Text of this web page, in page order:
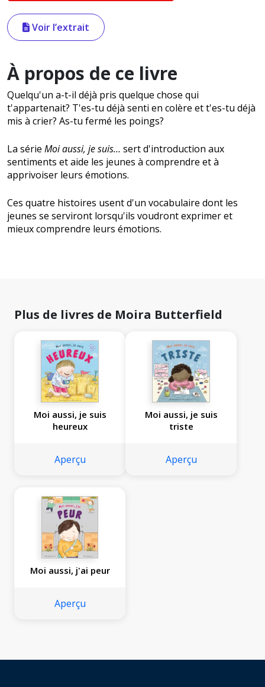
Voir l’extrait
À propos de ce livre
Quelqu'un a-t-il déjà pris quelque chose qui
t'appartenait? T'es-tu déjà senti en colère et t'es-tu déjà
mis à crier? As-tu fermé les poings?
La série Moi aussi, je suis… sert d'introduction aux
sentiments et aide les jeunes à comprendre et à
apprivoiser leurs émotions.
Ces quatre histoires usent d'un vocabulaire dont les
jeunes se serviront lorsqu'ils voudront exprimer et
mieux comprendre leurs émotions.
Plus de livres de Moira Butterfield
Moi aussi, je suis
heureux
Aperçu
Moi aussi, je suis
triste
Aperçu
Moi aussi, j'ai peur
Aperçu